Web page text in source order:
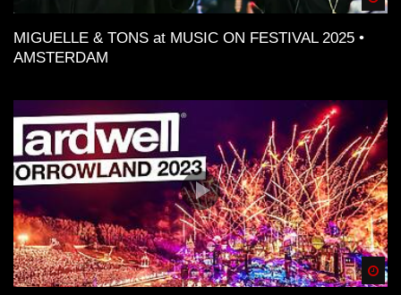
MIGUELLE & TONS at MUSIC ON FESTIVAL 2025 •
AMSTERDAM